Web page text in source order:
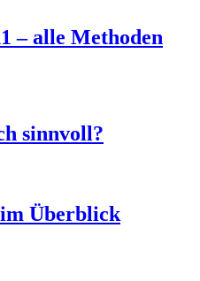
– alle Methoden
sinnvoll?
Überblick